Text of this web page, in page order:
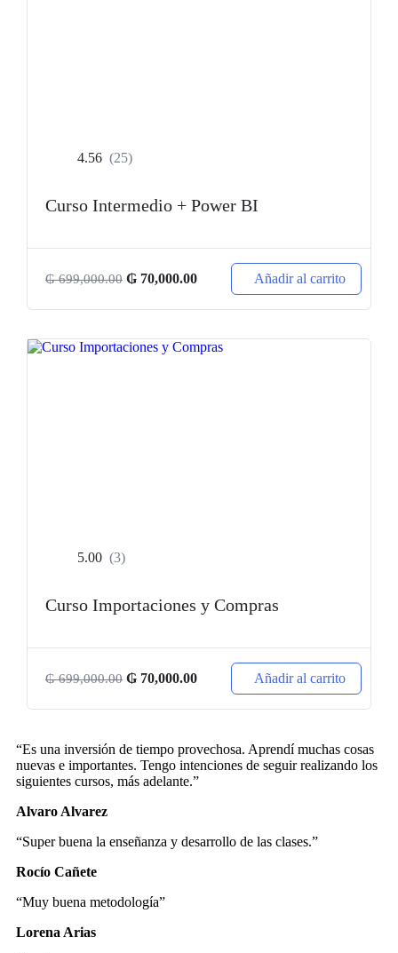
4.56 (25)
Curso Intermedio + Power BI
₲699,000.00 ₲ 70,000.00 Añadir al carrito
5.00 (3)
Curso Importaciones y Compras
₲699,000.00 ₲ 70,000.00 Añadir al carrito
“Es una inversión de tiempo provechosa. Aprendí muchas cosas
nuevas e importantes. Tengo intenciones de seguir realizando los
siguientes cursos, más adelante.”
Alvaro Alvarez
“Super buena la enseñanza y desarrollo de las clases.”
Rocío Cañete
“Muy buena metodología”
Lorena Arias